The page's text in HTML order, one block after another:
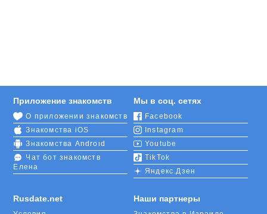
Rusdate.net
Приложение знакомств
О приложении знакомств
Знакомства iOS
Знакомства Android
Чат бот знакомств
Елена
Мы в соц. сетях
Facebook
Instagram
Youtube
TikTok
Яндекс.Дзен
Наши партнеры